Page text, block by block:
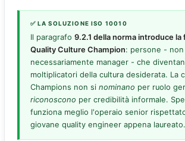
✅ LA SOLUZIONE ISO 10010
Il paragrafo 9.2.1 della norma introduce la
Quality Culture Champion: persone - non
necessariamente manager - che
moltiplicatori della cultura desiderata. La
Champions non si nominano per ruolo
riconoscono per credibilità informale.
funziona meglio l'operaio senior
giovane quality engineer appena laureato.